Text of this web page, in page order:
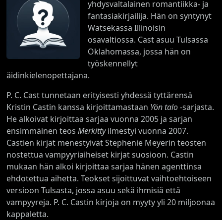
yhdysvaltalainen romantiikka- ja
fantasiakirjailija. Hän on syntynyt
Watsekassa Illinoisin
osavaltiossa. Cast asuu Tulsassa
Oklahomassa, jossa hän on
työskennellyt
äidinkielenopettajana.
P. C. Cast tunnetaan erityisesti yhdessä tyttärensä
Kristin Castin kanssa kirjoittamastaan Yön talo-sarjasta.
He alkoivat kirjoittaa sarjaa vuonna 2005 ja sarjan
ensimmäinen teosMerkittyilmestyi vuonna 2007.
Castien kirjat menestyivät Stephenie Meyerin teosten
nostettua vampyyriaiheiset kirjat suosioon. Castin
mukaan hän alkoi kirjoittaa sarjaa hänen agenttinsa
ehdotettua aihetta. Teokset sijoittuvat vaihtoehtoiseen
versioon Tulsasta, jossa asuu sekä ihmisiä että
vampyyreja. P. C. Castin kirjoja on myyty yli 20 miljoonaa
kappaletta.